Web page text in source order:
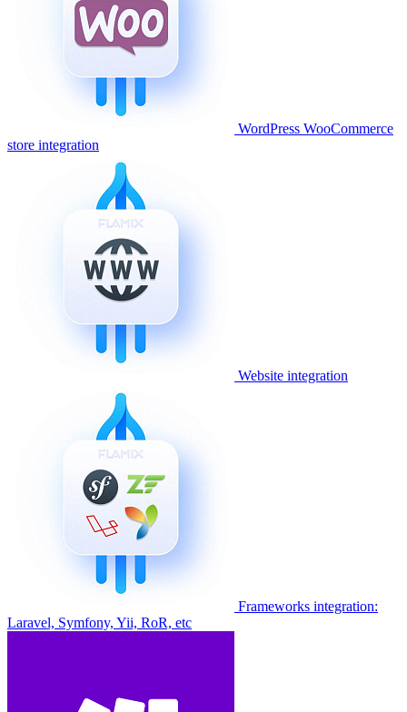
WordPress WooCommerce
store integration
Website integration
Frameworks integration:
Laravel, Symfony, Yii, RoR, etc